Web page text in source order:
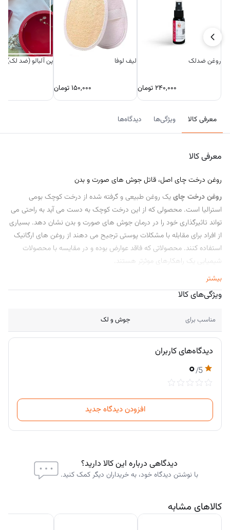
روغن ضدلک
۲۴۰,۰۰۰ تومان
لیف لوفا
۱۵۰,۰۰۰تومان
پن آلبالو (ضد لک)
معرفی کالا ویژگی‌ها دیدگاه‌ها
معرفی کالا
روغن درخت چای اصل، قاتل جوش‌ های صورت و بدن
روغن درخت چاییک روغن طبیعی و گرفته شده از درخت کوچک بومی
استرالیا است. محصولی که از این درخت کوچک به دست می‌ آید به راحتی می‌
تواند تاثیرگذاری خود را در درمان جوش‌ های صورت و بدن نشان دهد. بسیاری
از افراد برای مقابله با مشکلات پوستی ترجیح می‌ دهند از روغن‌ های ارگانیک
استفاده کنند. محصولاتی که فاقد عوارض بوده و در مقایسه با محصولات
شیمیایی یک راهکارهای موثرتر هستند.
روغن درخت چای به لطف بهره‌ مندی از خواص آنتی اکسیدانی و ضد التهابی
علاوه بر درمان جوش صورت و بدن قادر به از بین بردن قارچ از روی پوست سر
این روغن ارگانیک با توجه به خواصی که دارد شما را یاری می کند تا پوست
خود را شاداب و سالم نگه دارید.
مشخصه
محصول
نوع
روغن گیاهی خالص — گرید آرایشی و مراقبتی —
ضدباکتری و ضدقارچ طبیعی — جذب سریع بدون
بیشتر
ویژگی‌های کالا
مناسب برای جوش و لک
دیدگاه‌های کاربران
۰/5
افزودن دیدگاه جدید
دیدگاهی درباره این کالا دارید؟
با نوشتن دیدگاه خود، به خریداران دیگر کمک کنید.
کالاهای مشابه